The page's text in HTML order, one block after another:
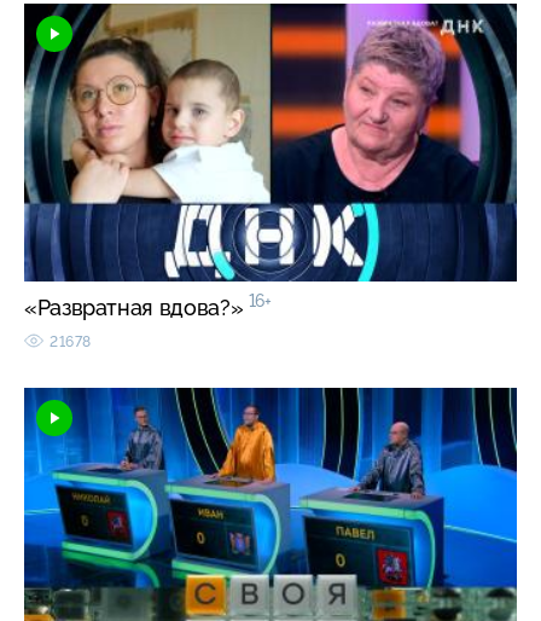
«Развратная вдова?» 16+
21678